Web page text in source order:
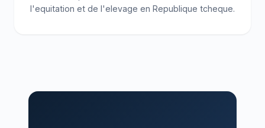
l'equitation et de l'elevage en Republique tcheque.